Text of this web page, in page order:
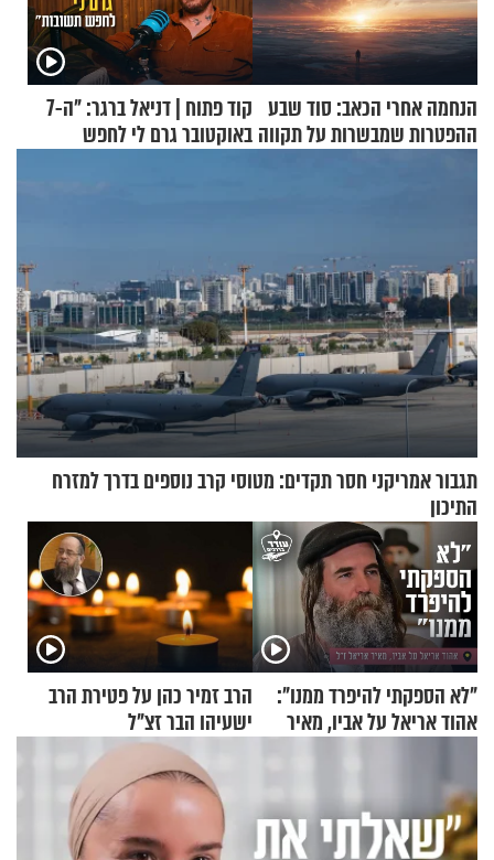
הנחמה אחרי הכאב: סוד שבע
ההפטרות שמבשרות על תקווה
קוד פתוח | דניאל ברגר: "ה-7
באוקטובר גרם לי לחפש
תגבור אמריקני חסר תקדים: מטוסי קרב נוספים בדרך למזרח
התיכון
"לא הספקתי להיפרד ממנו":
אהוד אריאל על אביו, מאיר
הרב זמיר כהן על פטירת הרב
ישעיהו הבר זצ"ל